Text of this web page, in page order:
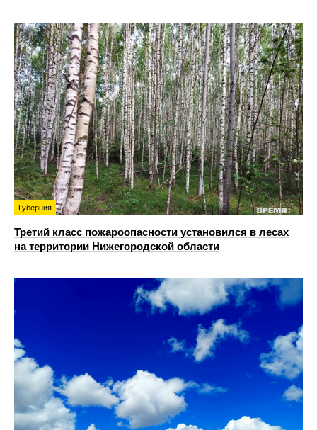
Губерния
Третий класс пожароопасности установился в лесах
на территории Нижегородской области